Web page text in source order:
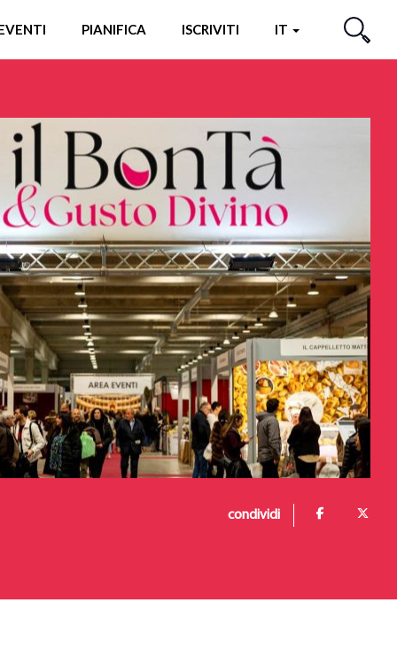
PIANIFICA ISCRIVITI IT
CERCA
condividi